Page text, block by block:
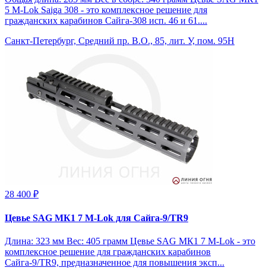
5 M-Lok Saiga 308 - это комплексное решение для
гражданских карабинов Сайга-308 исп. 46 и 61....
Санкт-Петербург, Средний пр. В.О., 85, лит. У, пом. 95Н
28 400 ₽
Цевье SAG МК1 7 M-Lok для Сайга-9/TR9
Длина: 323 мм Вес: 405 грамм Цевье SAG МК1 7 M-Lok - это
комплексное решение для гражданских карабинов
Сайга-9/TR9, предназначенное для повышения эксп...